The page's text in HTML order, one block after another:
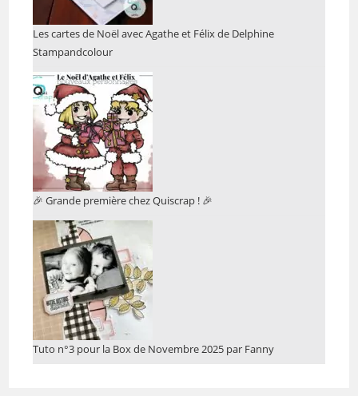
Les cartes de Noël avec Agathe et Félix de Delphine
Stampandcolour
🎉 Grande première chez Quiscrap ! 🎉
Tuto n°3 pour la Box de Novembre 2025 par Fanny